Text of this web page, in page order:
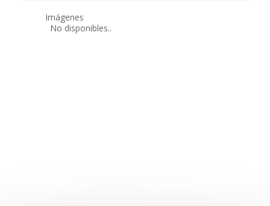
Imágenes
No disponibles..